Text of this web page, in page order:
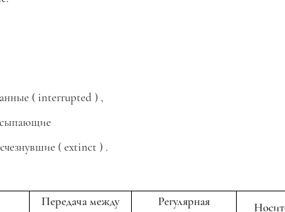
( interrupted ) ,
(extinct ) .
Передача между
Регулярная